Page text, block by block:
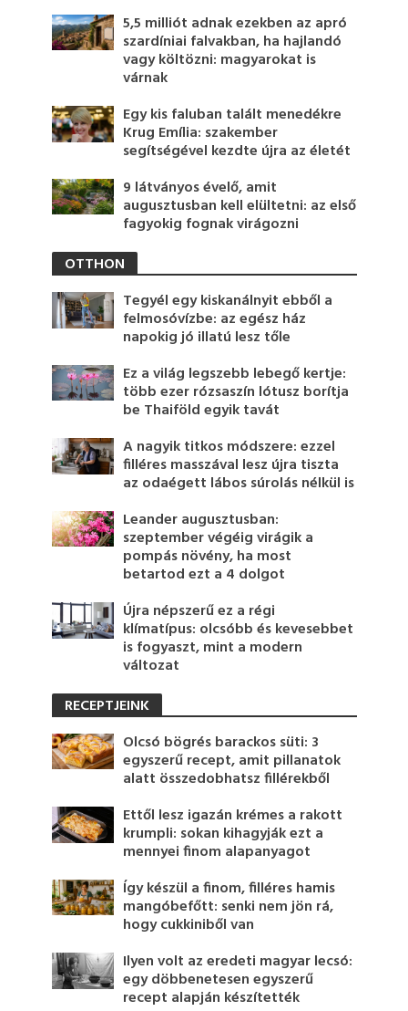
5,5 milliót adnak ezekben az apró
szardíniai falvakban, ha hajlandó
vagy költözni: magyarokat is
várnak
Egy kis faluban talált menedékre
Krug Emília: szakember
segítségével kezdte újra az életét
9 látványos évelő, amit
augusztusban kell elültetni: az első
fagyokig fognak virágozni
OTTHON
Tegyél egy kiskanálnyit ebből a
felmosóvízbe: az egész ház
napokig jó illatú lesz tőle
Ez a világ legszebb lebegő kertje:
több ezer rózsaszín lótusz borítja
be Thaiföld egyik tavát
A nagyik titkos módszere: ezzel
filléres masszával lesz újra tiszta
az odaégett lábos súrolás nélkül is
Leander augusztusban:
szeptember végéig virágik a
pompás növény, ha most
betartod ezt a 4 dolgot
Újra népszerű ez a régi
klímatípus: olcsóbb és kevesebbet
is fogyaszt, mint a modern
változat
RECEPTJEINK
Olcsó bögrés barackos süti: 3
egyszerű recept, amit pillanatok
alatt összedobhatsz fillérekből
Ettől lesz igazán krémes a rakott
krumpli: sokan kihagyják ezt a
mennyei finom alapanyagot
Így készül a finom, filléres hamis
mangóbefőtt: senki nem jön rá,
hogy cukkiniből van
Ilyen volt az eredeti magyar lecsó:
egy döbbenetesen egyszerű
recept alapján készítették